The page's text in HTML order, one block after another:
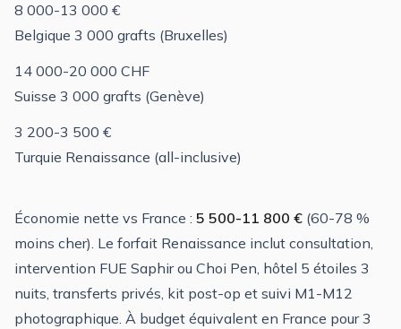
8 000-13 000 €
Belgique 3 000 grafts (Bruxelles)
14 000-20 000 CHF
Suisse 3 000 grafts (Genève)
3 200-3 500 €
Turquie Renaissance (all-inclusive)
Économie nette vs France : 5 500-11 800 € (60-78 %
moins cher). Le forfait Renaissance inclut consultation,
intervention FUE Saphir ou Choi Pen, hôtel 5 étoiles 3
nuits, transferts privés, kit post-op et suivi M1-M12
photographique. À budget équivalent en France pour 3